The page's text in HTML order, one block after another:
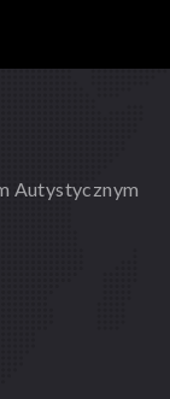
Autystycznym